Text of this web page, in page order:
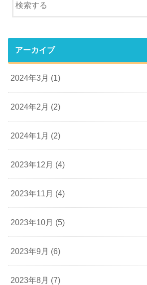
アーカイブ
2024年3月 (1)
2024年2月 (2)
2024年1月 (2)
2023年12月 (4)
2023年11月 (4)
2023年10月 (5)
2023年9月 (6)
2023年8月 (7)